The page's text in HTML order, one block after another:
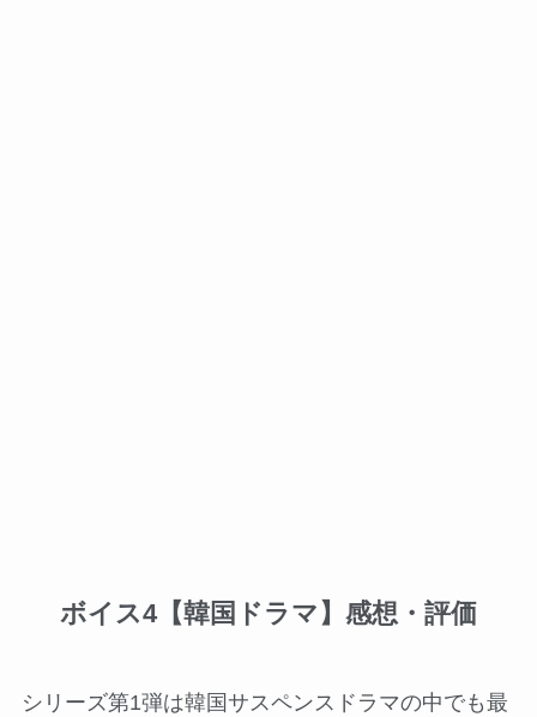
ボイス4【韓国ドラマ】感想・評価
シリーズ第1弾は韓国サスペンスドラマの中でも最